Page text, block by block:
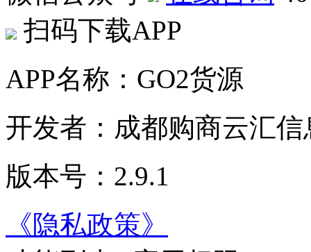
扫码下载APP
APP名称：GO2货源
开发者：成都购商云汇
版本号：2.9.1
《隐私政策》